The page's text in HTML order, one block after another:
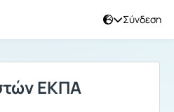
Σύνδεση
ΕΚΠΑ